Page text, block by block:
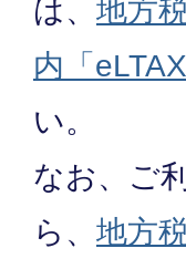
は、 地方
内「
い。
なお、ご
ら、 地方